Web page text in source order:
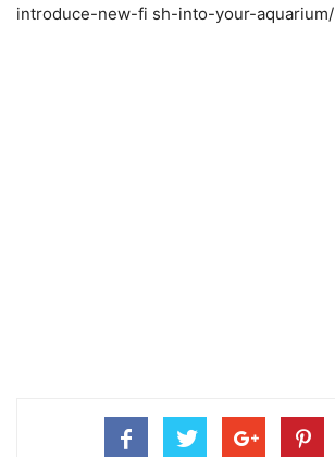
introduce-new-fi sh-into-your-aquarium/